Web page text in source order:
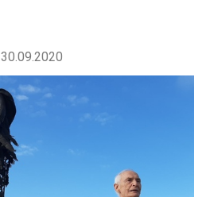
30.09.2020